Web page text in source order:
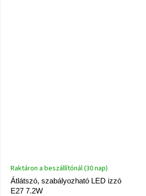
Átlátszó, szabályozható LED izzó
E27 7.2W
Raktáron a beszállítónál (30 nap)